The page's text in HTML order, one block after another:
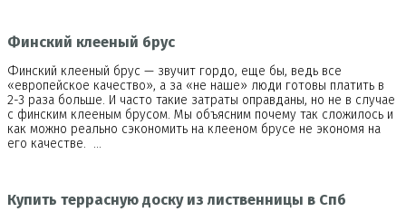
Финский клееный брус
Финский клееный брус — звучит гордо, еще бы, ведь все
«европейское качество», а за «не наше» люди готовы платить в
2-3 раза больше. И часто такие затраты оправданы, но не в случае
с финским клееным брусом. Мы объясним почему так сложилось и
как можно реально сэкономить на клееном брусе не экономя на
его качестве. …
Купить террасную доску из лиственницы в Спб